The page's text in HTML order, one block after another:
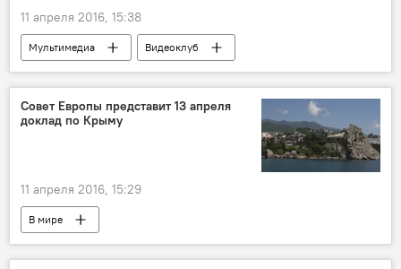
11 апреля 2016, 15:38
Мультимедиа Видеоклуб
Совет Европы представит 13 апреля
доклад по Крыму
11 апреля 2016, 15:29
В мире